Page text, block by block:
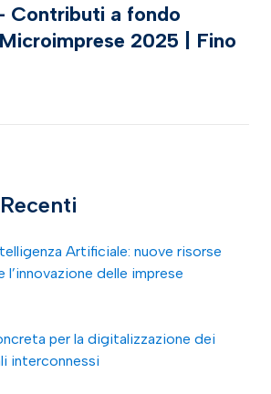
Contributi a fondo
2025 | Fino
Artificiale: nuove risorse
l’innovazione delle imprese
per la digitalizzazione dei
interconnessi